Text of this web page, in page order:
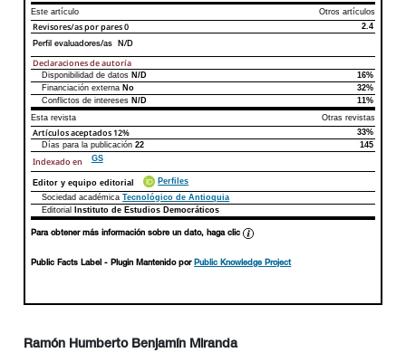
Este artículo Otros artículos
Revisores/as por pares0 2.4
Perfil evaluadores/as N/D
Declaraciones de autoría
Declaraciones de autoríaEste artículo
Disponibilidad de datos N/D
16%
Financiación externa No
32%
Conflictos de intereses N/D
11%
Esta revista
Otras revistas
Artículos aceptados 12%
33%
Días para la publicación22 145
Indexado en GS
Editor y equipo editorial
Perfiles
Sociedad académicaTecnológico de Antioquia
Editorial
Instituto de Estudios Democráticos
Para obtener más información sobre un dato, haga clic
Public Facts Label - Plugin Mantenido por Public Knowledge Project
Ramón Humberto Benjamín Miranda